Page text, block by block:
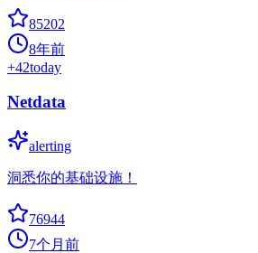
85202
8年前
+42today
Netdata
alerting
洞悉你的基础设施！
76944
7个月前